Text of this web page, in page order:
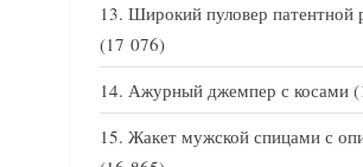
Широкий пуловер патентной
(17 076)
Ажурный джемпер с косами
Жакет мужской спицами с